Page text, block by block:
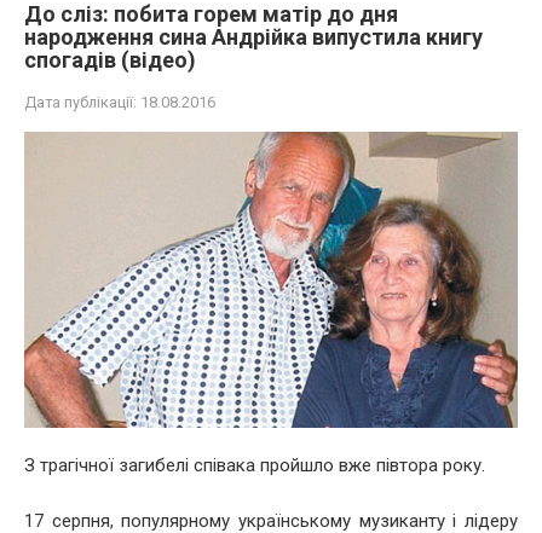
До сліз: побита горем матір до дня
народження сина Андрійка випустила книгу
спогадів (відео)
Дата публікації: 18.08.2016
З трагічної загибелі співака пройшло вже півтора року.
17 серпня, популярному українському музиканту і лідеру